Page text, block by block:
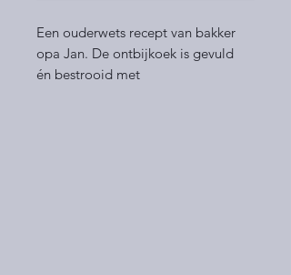
Een ouderwets recept van bakker
opa Jan. De ontbijkoek is gevuld
én bestrooid met